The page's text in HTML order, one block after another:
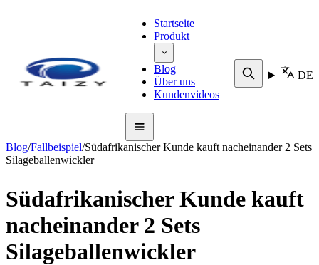
Startseite
Produkt
Blog
Über uns
Kundenvideos
DE
Blog/Fallbeispiel/Südafrikanischer Kunde kauft nacheinander 2 Sets
Silageballenwickler
Südafrikanischer Kunde kauft
nacheinander 2 Sets
Silageballenwickler